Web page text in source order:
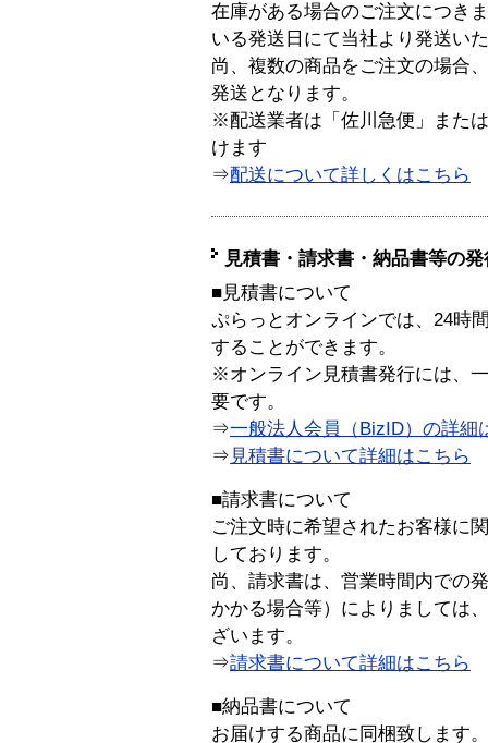
在庫がある場合のご注文につき
いる発送日にて当社より発送い
尚、複数の商品をご注文の場合
発送となります。
※配送業者は「佐川急便」また
けます
⇒配送について詳しくはこちら
見積書・請求書・納品書等の
■見積書について
ぷらっとオンラインでは、24時
することができます。
※オンライン見積書発行には、
要です。
⇒一般法人会員（BizID）の詳細
⇒ 見積書について詳細はこちら
■請求書について
ご注文時に希望されたお客様に
しております。
尚、請求書は、営業時間内での
かかる場合等）によりましては
ざいます。
⇒請求書について詳細はこちら
■納品書について
お届けする商品に同梱致します。